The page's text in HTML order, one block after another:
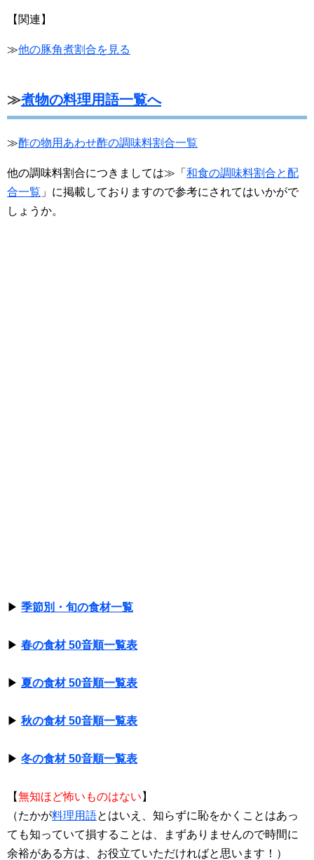
【関連】
≫他の豚角煮割合を見る
≫煮物の料理用語一覧へ
≫酢の物用あわせ酢の調味料割合一覧
他の調味料割合につきましては≫「 和食の調味料割合と配
合一覧 」に掲載しておりますので参考にされてはいかがで
しょうか。
▶ 季節別・旬の食材一覧
▶ 春の食材 50音順一覧表
▶ 夏の食材 50音順一覧表
▶ 秋の食材 50音順一覧表
▶ 冬の食材 50音順一覧表
【無知ほど怖いものはない 】
（たかが料理用語とはいえ、知らずに恥をかくことはあっ
ても知っていて損することは、まずありませんので時間に
余裕がある方は、お役立ていただければと思います！）